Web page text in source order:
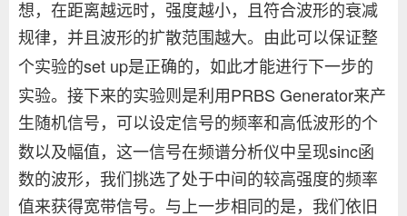
想，在距离越远时，强度越小，且符合波形的衰减
规律，并且波形的扩散范围越大。由此可以保证整
个实验的set up是正确的，如此才能进行下一步的
实验。接下来的实验则是利用 PRBS Generator来产
生随机信号，可以设定信号的频率和高低波形的个
数以及幅值，这一信号在频谱分析仪中呈现sinc函
数的波形，我们挑选了处于中间的较高强度的频率
值来获得宽带信号。与上一步相同的是，我们依旧